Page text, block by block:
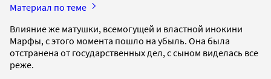
Материал по теме
Влияние же матушки, всемогущей и властной инокини
Марфы, с этого момента пошло на убыль. Она была
отстранена от государственных дел, с сыном виделась все
реже.